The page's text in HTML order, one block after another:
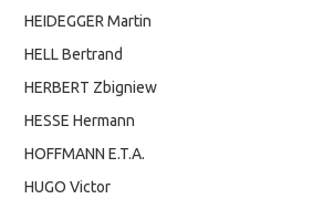
HEIDEGGER Martin
HELL Bertrand
HERBERT Zbigniew
HESSE Hermann
HOFFMANN E.T.A.
HUGO Victor